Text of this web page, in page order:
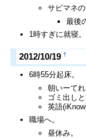
サビマネの
最後
1時すぎに就寝。
2012/10/19 †
6時55分起床。
朝いーてれ
ゴミ出しと
英語
職場へ。
昼休み。